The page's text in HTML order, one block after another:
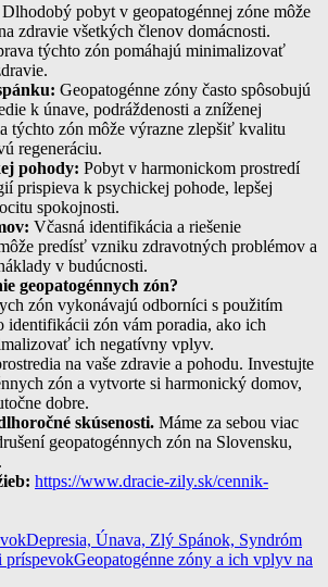
Dlhodobý pobyt v geopatogénnej zóne môže
zdravie všetkých členov domácnosti.
týchto zón pomáhajú minimalizovať
Geopatogénne zóny často spôsobujú
k únave, podráždenosti a zníženej
týchto zón môže výrazne zlepšiť kvalitu
regeneráciu.
pohody: Pobyt v harmonickom prostredí
prispieva k psychickej pohode, lepšej
spokojnosti.
Včasná identifikácia a riešenie
predísť vzniku zdravotných problémov a
v budúcnosti.
geopatogénnych zón?
zón vykonávajú odborníci s použitím
identifikácii zón vám poradia, ako ich
ich negatívny vplyv.
na vaše zdravie a pohodu. Investujte
zón a vytvorte si harmonický domov,
dobre.
skúsenosti. Máme za sebou viac
geopatogénnych zón na Slovensku,
https://www.dracie-zily.sk/cennik-
Depresia, Únava, Zlý Spánok, Syndróm
príspevokGeopatogénne zóny a ich vplyv na